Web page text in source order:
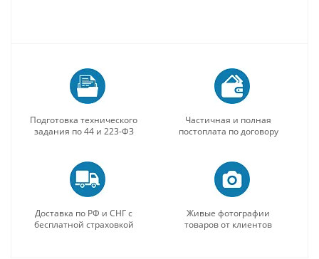
Подготовка технического
задания по 44 и 223-ФЗ
Частичная и полная
постоплата по договору
Доставка по РФ и СНГ с
бесплатной страховкой
Живые фотографии
товаров от клиентов